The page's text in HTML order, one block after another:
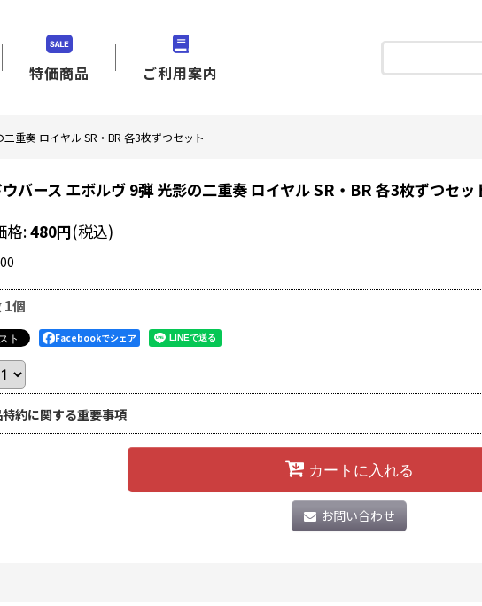
特価商品 ご利用案内
重奏 ロイヤル SR・BR 各3枚ずつセット
バース エボルヴ 9弾 光影の二重奏 ロイヤル SR・BR 各3枚ずつセッ
格:480円(税込)
1個
Facebookでシェア
約に関する重要事項
カートに入れる
お問い合わせ